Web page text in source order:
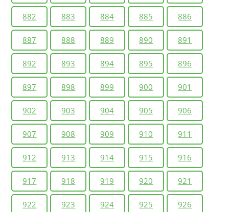
882 883 884 885 886
887 888 889 890 891
892 893 894 895 896
897 898 899 900 901
902 903 904 905 906
907 908 909 910 911
912 913 914 915 916
917 918 919 920 921
922 923 924 925 926